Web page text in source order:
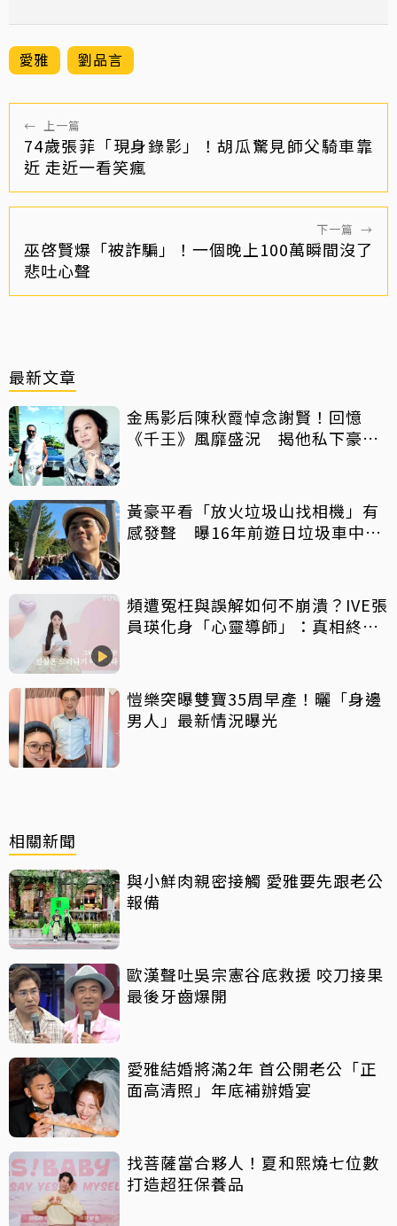
愛雅 劉品言
← 上一篇
74歲張菲「現身錄影」！胡瓜驚見師父騎車靠
近 走近一看笑瘋
下一篇 →
巫啓賢爆「被詐騙」！一個晚上100萬瞬間沒了
悲吐心聲
最新文章
金馬影后陳秋霞悼念謝賢！回憶
《千王》風靡盛況 揭他私下豪爽
黃豪平看「放火垃圾山找相機」有
感發聲 曝16年前遊日垃圾車中含
頻遭冤枉與誤解如何不崩潰？IVE張
員瑛化身「心靈導師」：真相終會
愷樂突曝雙寶35周早產！曬「身邊
男人」最新情況曝光
相關新聞
與小鮮肉親密接觸 愛雅要先跟老公
報備
歐漢聲吐吳宗憲谷底救援 咬刀接果
最後牙齒爆開
愛雅結婚將滿2年 首公開老公「正
面高清照」年底補辦婚宴
找菩薩當合夥人！夏和熙燒七位數
打造超狂保養品